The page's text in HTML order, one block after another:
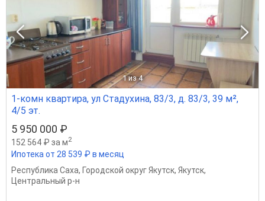
1 из 4
1-комн квартира, ул Стадухина, 83/3, д. 83/3, 39 м²,
4/5 эт.
5 950 000 ₽
152 564 ₽ за м2
Ипотека от 28 539 ₽ в месяц
Республика Саха, Городской округ Якутск, Якутск,
Центральный р-н